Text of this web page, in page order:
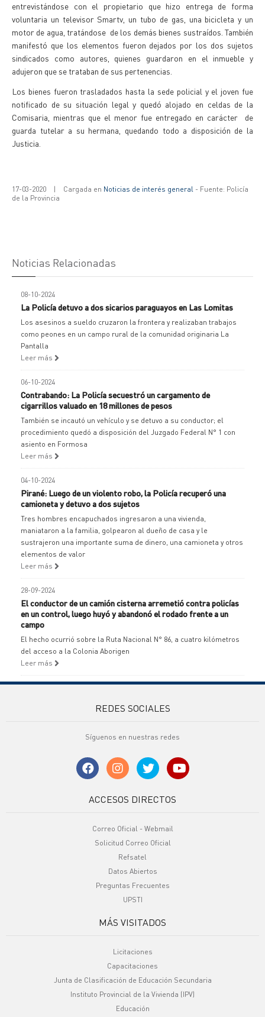
entrevistándose con el propietario que hizo entrega de forma
voluntaria un televisor Smartv, un tubo de gas, una bicicleta y un
motor de agua, tratándose de los demás bienes sustraídos. También
manifestó que los elementos fueron dejados por los dos sujetos
sindicados como autores, quienes guardaron en el inmueble y
adujeron que se trataban de sus pertenencias.
Los bienes fueron trasladados hasta la sede policial y el joven fue
notificado de su situación legal y quedó alojado en celdas de la
Comisaria, mientras que el menor fue entregado en carácter de
guarda tutelar a su hermana, quedando todo a disposición de la
Justicia.
17-03-2020 | Cargada en Noticias de interés general - Fuente: Policía
de la Provincia
Noticias Relacionadas
08-10-2024
La Policía detuvo a dos sicarios paraguayos en Las Lomitas
Los asesinos a sueldo cruzaron la frontera y realizaban trabajos
como peones en un campo rural de la comunidad originaria La
Pantalla
Leer más
06-10-2024
Contrabando: La Policía secuestró un cargamento de
cigarrillos valuado en 18 millones de pesos
También se incautó un vehículo y se detuvo a su conductor; el
procedimiento quedó a disposición del Juzgado Federal N° 1 con
asiento en Formosa
Leer más
04-10-2024
Pirané: Luego de un violento robo, la Policía recuperó una
camioneta y detuvo a dos sujetos
Tres hombres encapuchados ingresaron a una vivienda,
maniataron a la familia, golpearon al dueño de casa y le
sustrajeron una importante suma de dinero, una camioneta y otros
elementos de valor
Leer más
28-09-2024
El conductor de un camión cisterna arremetió contra policías
en un control, luego huyó y abandonó el rodado frente a un
campo
El hecho ocurrió sobre la Ruta Nacional N° 86, a cuatro kilómetros
del acceso a la Colonia Aborigen
Leer más
REDES SOCIALES
Síguenos en nuestras redes
ACCESOS DIRECTOS
Correo Oficial - Webmail
Solicitud Correo Oficial
Refsatel
Datos Abiertos
Preguntas Frecuentes
UPSTI
MÁS VISITADOS
Licitaciones
Capacitaciones
Junta de Clasificación de Educación Secundaria
Instituto Provincial de la Vivienda (IPV)
Educación